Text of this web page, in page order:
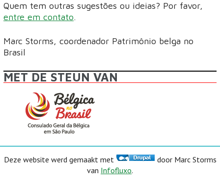
Quem tem outras sugestões ou ideias? Por favor,
entre em contato.
Marc Storms, coordenador Patrimônio belga no
Brasil
MET DE STEUN VAN
Deze website werd gemaakt met
door Marc Storms
van Infofluxo.